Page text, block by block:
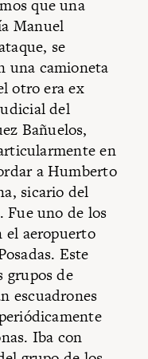
que una
Manuel
se
una camioneta
otro era ex
del
Bañuelos,
en
a Humberto
sicario del
Fue uno de los
el aeropuerto
Este
grupos de
escuadrones
Iba con